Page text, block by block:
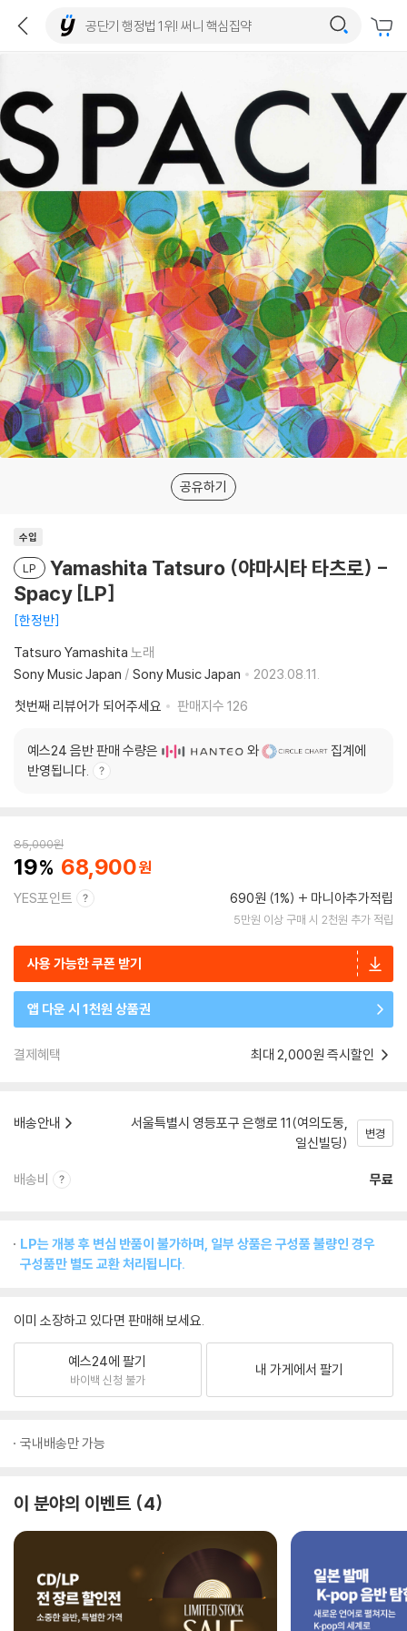
공유하기
수입
LP
Yamashita Tatsuro (야마시타 타츠로) -
Spacy [LP]
한정반
Tatsuro Yamashita 노래
Sony Music Japan / Sony Music Japan
2023.08.11.
첫번째 리뷰어가 되어주세요
판매지수 126
예스24 음반 판매 수량은 와
집계에
반영됩니다.
85,000원
19 68,900
YES포인트 690원 (1%) 마니아추가적립
5만원 이상 구매 시 2천원 추가 적립
사용 가능한 쿠폰 받기
앱 다운 시 1천원 상품권
결제혜택 최대 2,000원 즉시할인
배송안내
서울특별시 영등포구 은행로 11(여의도동,
일신빌딩)
변경
배송비 무료
LP는 개봉 후 변심 반품이 불가하며, 일부 상품은 구성품 불량인 경우
구성품만 별도 교환 처리됩니다.
이미 소장하고 있다면 판매해 보세요.
예스24에 팔기
바이백 신청 불가
내 가게에서 팔기
국내배송만 가능
이 분야의 이벤트 4